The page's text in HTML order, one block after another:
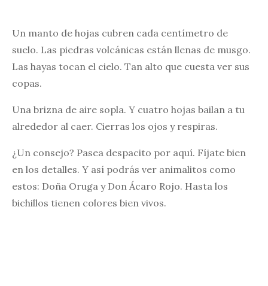
Un manto de hojas cubren cada centímetro de
suelo. Las piedras volcánicas están llenas de musgo.
Las hayas tocan el cielo. Tan alto que cuesta ver sus
copas.
Una brizna de aire sopla. Y cuatro hojas bailan a tu
alrededor al caer. Cierras los ojos y respiras.
¿Un consejo? Pasea despacito por aquí. Fíjate bien
en los detalles. Y así podrás ver animalitos como
estos: Doña Oruga y Don Ácaro Rojo. Hasta los
bichillos tienen colores bien vivos.